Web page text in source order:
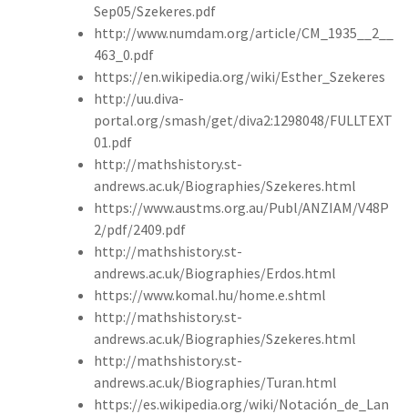
Sep05/Szekeres.pdf
http://www.numdam.org/article/CM_1935__2__
463_0.pdf
https://en.wikipedia.org/wiki/Esther_Szekeres
http://uu.diva-
portal.org/smash/get/diva2:1298048/FULLTEXT
01.pdf
http://mathshistory.st-
andrews.ac.uk/Biographies/Szekeres.html
https://www.austms.org.au/Publ/ANZIAM/V48P
2/pdf/2409.pdf
http://mathshistory.st-
andrews.ac.uk/Biographies/Erdos.html
https://www.komal.hu/home.e.shtml
http://mathshistory.st-
andrews.ac.uk/Biographies/Szekeres.html
http://mathshistory.st-
andrews.ac.uk/Biographies/Turan.html
https://es.wikipedia.org/wiki/Notación_de_Lan